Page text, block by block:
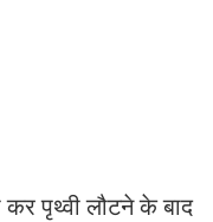
कर पृथ्वी लौटने के बाद